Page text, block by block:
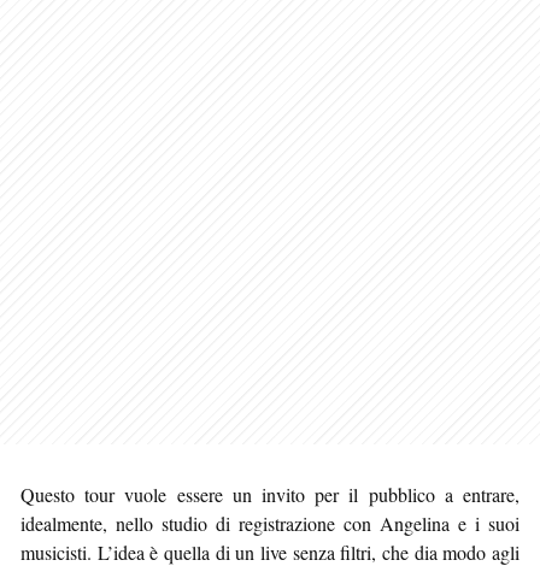
Questo tour vuole essere un invito per il pubblico a entrare,
idealmente, nello studio di registrazione con Angelina e i suoi
musicisti. L’idea è quella di un live senza filtri, che dia modo agli